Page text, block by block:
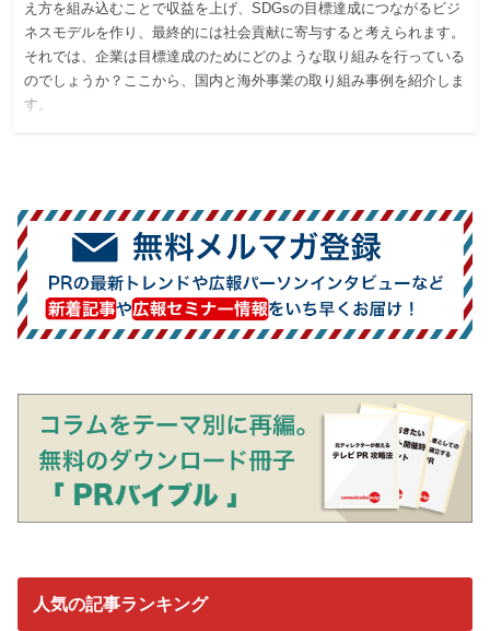
え方を組み込むことで収益を上げ、SDGsの目標達成につながるビジ
ネスモデルを作り、最終的には社会貢献に寄与すると考えられます。
それでは、企業は目標達成のためにどのような取り組みを行っている
のでしょうか？ここから、国内と海外事業の取り組み事例を紹介しま
す。
人気の記事ランキング